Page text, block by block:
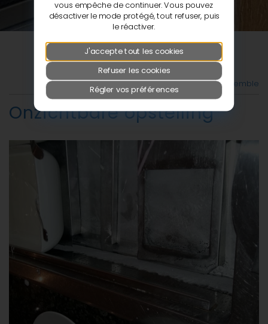
Retour à la vue d'ensemble
Onzichtbare opstelling
vous empêche de continuer. Vous pouvez
désactiver le mode protégé, tout refuser, puis
le réactiver.
J'accepte tout les cookies
Refuser les cookies
Régler vos préférences